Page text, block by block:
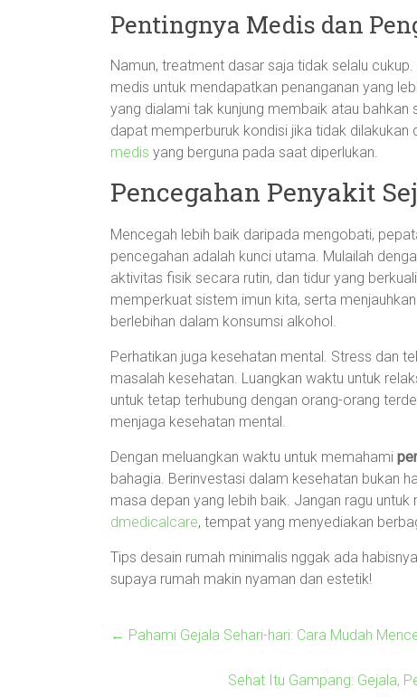
Pentingnya Medis dan
Namun, treatment dasar saja tidak selalu
medis untuk mendapatkan penanganan yang
yang dialami tak kunjung membaik atau
dapat memperburuk kondisi jika tidak dilakukan
medis yang berguna pada saat diperlukan.
Pencegahan Penyakit
Mencegah lebih baik daripada mengobati,
pencegahan adalah kunci utama. Mulailah
aktivitas fisik secara rutin, dan tidur yang
memperkuat sistem imun kita, serta
berlebihan dalam konsumsi alkohol.
Perhatikan juga kesehatan mental. Stress dan
masalah kesehatan. Luangkan waktu untuk
untuk tetap terhubung dengan orang-orang
menjaga kesehatan mental.
Dengan meluangkan waktu untuk memahami
bahagia. Berinvestasi dalam kesehatan bukan
masa depan yang lebih baik. Jangan ragu
dmedicalcare, tempat yang menyediakan
Tips desain rumah minimalis nggak ada
supaya rumah makin nyaman dan estetik!
← Pahami Gejala Sehari-hari: Cara Mudah
Sehat Itu Gampang: Gejala,